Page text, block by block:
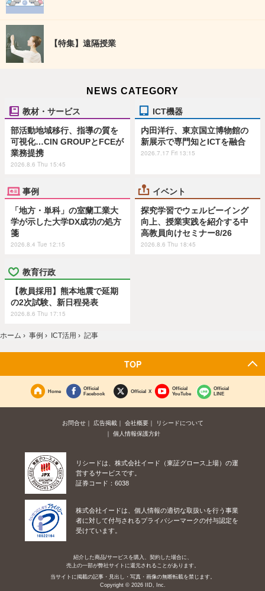
【特集】遠隔授業
NEWS CATEGORY
教材・サービス
部活動地域移行、指導の質を
可視化…CIN GROUPとFCEが
業務提携
2026.8.6 Thu 15:45
ICT機器
内田洋行、東京国立博物館の
新展示で専門知とICTを融合
2026.7.17 Fri 13:15
事例
「地方・単科」の室蘭工業大
学が示した大学DX成功の処方
箋
2026.8.4 Tue 12:15
イベント
探究学習でウェルビーイング
向上、授業実践を紹介する中
高教員向けセミナー8/26
2026.8.6 Thu 18:45
教育行政
【教員採用】熊本地震で延期
の2次試験、新日程発表
2026.8.6 Thu 17:15
ホーム › 事例 › ICT活用 › 記事
TOP
Home
Official
Facebook
Official X
Official
YouTube
Official
LINE
お問合せ 広告掲載 会社概要
リシードについて
個人情報保護方針
リシードは、株式会社イード（東証グロース上場）の運
営するサービスです。
証券コード：6038
株式会社イードは、個人情報の適切な取扱いを行う事業
者に対して付与されるプライバシーマークの付与認定を
受けています。
紹介した商品/サービスを購入、契約した場合に、
売上の一部が弊社サイトに還元されることがあります。
当サイトに掲載の記事・見出し・写真・画像の無断転載を禁じます。
Copyright © 2026 IID, Inc.